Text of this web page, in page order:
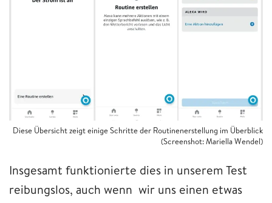
Diese Übersicht zeigt einige Schritte der Routinenerstellung im Überblick
(Screenshot: Mariella Wendel)
Insgesamt funktionierte dies in unserem Test
reibungslos, auch wenn wir uns einen etwas